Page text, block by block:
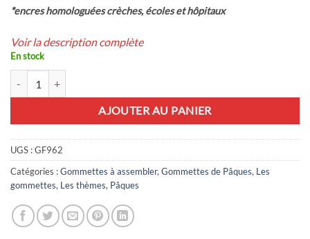
*encres homologuées crèches, écoles et hôpitaux
Voir la description complète
En stock
AJOUTER AU PANIER
UGS :GF962
Catégories :Gommettes à assembler,Gommettes de Pâques, Les
gommettes, Les thèmes, Pâques